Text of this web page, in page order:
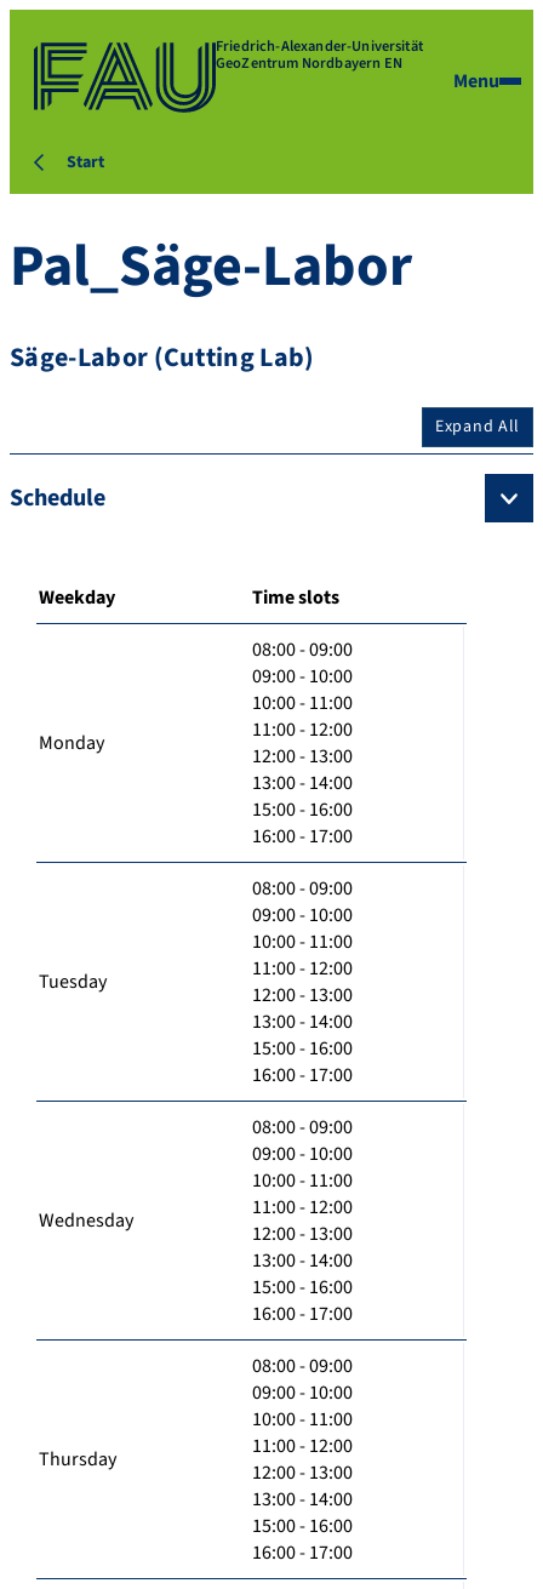
Friedrich-Alexander-Universität
GeoZentrum Nordbayern EN
Menu
Start
Pal_Säge-Labor
Säge-Labor (Cutting Lab)
Expand All
Schedule
Weekday Time slots
Monday
08:00 - 09:00
09:00 - 10:00
10:00 - 11:00
11:00 - 12:00
12:00 - 13:00
13:00 - 14:00
15:00 - 16:00
16:00 - 17:00
Tuesday
08:00 - 09:00
09:00 - 10:00
10:00 - 11:00
11:00 - 12:00
12:00 - 13:00
13:00 - 14:00
15:00 - 16:00
16:00 - 17:00
Wednesday
08:00 - 09:00
09:00 - 10:00
10:00 - 11:00
11:00 - 12:00
12:00 - 13:00
13:00 - 14:00
15:00 - 16:00
16:00 - 17:00
Thursday
08:00 - 09:00
09:00 - 10:00
10:00 - 11:00
11:00 - 12:00
12:00 - 13:00
13:00 - 14:00
15:00 - 16:00
16:00 - 17:00